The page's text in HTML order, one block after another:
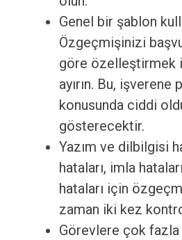
Genel bir şablon
Özgeçmişinizi
göre özelleştirmek
ayırın. Bu, işverene
konusunda ciddi
gösterecektir.
Yazım ve dilbilgisi
hataları, imla
hataları için
zaman iki kez
Görevlere çok fazla